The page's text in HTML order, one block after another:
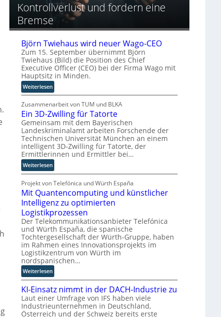
g
o
y
A
u
s
b
a
u
p
ä
i
c
h
e
n
R
o
t
e
r
-
H
e
r
s
l
l
e
r
n
e
A
u
o
m
a
t
i
s
r
u
n
g
s
l
ö
n
g
e
n
Kontrollverlust und fordern eine
Bremse
Björn Twiehaus wird neuer Wago-CEO
Zum 15. September übernimmt Björn
Twiehaus (Bild) die Position des Chief
Executive Officer (CEO) bei der Firma Wago mit
Hauptsitz in Minden.
Weiterlesen:
B
j
ö
r
n
T
w
i
e
h
a
u
s
w
i
r
d
n
e
u
e
r
W
a
g
Zusammenarbeit von TUM und BLKA
Ein 3D-Zwilling für Tatorte
Gemeinsam mit dem Bayerischen
Landeskriminalamt arbeiten Forschende der
Technischen Universität München an einem
intelligent 3D-Zwilling für Tatorte, der
Ermittlerinnen und Ermittler bei…
Weiterlesen:
E
i
n
3
-
Z
w
i
l
l
i
n
g
f
ü
r
Projekt von Telefónica und Würth España
Mit Quantencomputing und künstlicher
Intelligenz zu optimierten
Logistikprozessen
Der Telekommunikationsanbieter Telefónica
und Würth España, die spanische
Tochtergesellschaft der Würth-Gruppe, haben
im Rahmen eines Innovationsprojekts im
Logistikzentrum von Würth im
nordspanischen…
Weiterlesen:
M
i
t
Q
u
KI-Einsatz nimmt in der DACH-Industrie zu
Laut einer Umfrage von IFS haben viele
Industrieunternehmen in Deutschland,
Österreich und der Schweiz bereits erste